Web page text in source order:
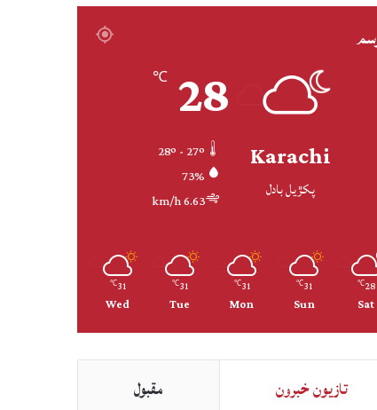
Karachi
پکڙيل بادل
28
℃
73%
6.63 km/h
28
℃
Sat
31
℃
Sun
31
℃
Mon
31
℃
Tue
31
℃
Wed
تازيون خبرون مقبول